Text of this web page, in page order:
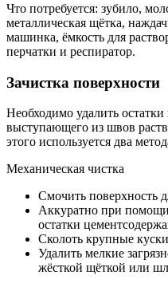
Что потребуется: зубило,
металлическая щётка,
машинка, ёмкость для
перчатки и респиратор.
Зачистка поверхности
Необходимо удалить
выступающего из швов
этого используется два
Механическая чистка
Смочить поверхность
Аккуратно при
остатки
Сколоть крупные
Удалить мелкие
жёсткой щёткой или